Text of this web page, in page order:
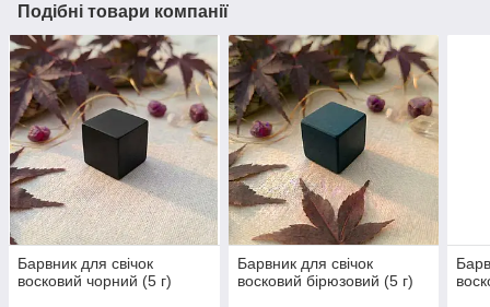
Подібні товари компанії
Барвник для свічок
восковий чорний (5 г)
Барвник для свічок
восковий бірюзовий (5 г)